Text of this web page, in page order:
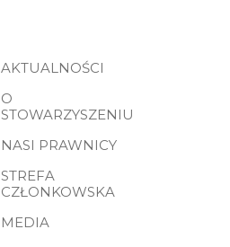
AKTUALNOŚCI
O
STOWARZYSZENIU
NASI PRAWNICY
STREFA
CZŁONKOWSKA
MEDIA